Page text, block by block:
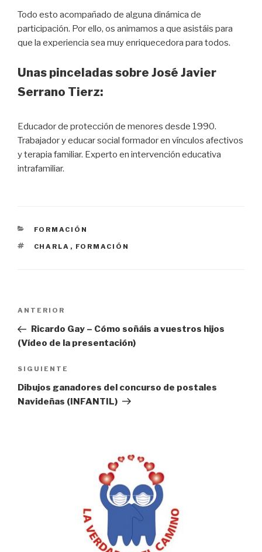
Todo esto acompañado de alguna dinámica de
participación. Por ello, os animamos a que asistáis para
que la experiencia sea muy enriquecedora para todos.
Unas pinceladas sobre José Javier
Serrano Tierz:
Educador de protección de menores desde 1990.
Trabajador y educar social formador en vínculos afectivos
y terapia familiar. Experto en intervención educativa
intrafamiliar.
CATEGORÍAS
FORMACIÓN
ETIQUETAS
CHARLA , FORMACIÓN
entradas
Entrada
anterior:
ANTERIOR
Ricardo Gay – Cómo soñáis a vuestros hijos
(Vídeo de la presentación)
Siguiente
entrada
SIGUIENTE
Dibujos ganadores del concurso de postales
Navideñas (INFANTIL)